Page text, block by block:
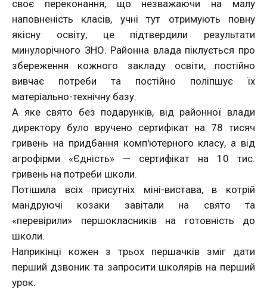
своє переконання, що незважаючи на малу
наповненість класів, учні тут отримують повну
якісну освіту, це підтвердили результати
минулорічного ЗНО. Районна влада піклується про
збереження кожного закладу освіти, постійно
вивчає потреби та постійно поліпшує їх
матеріально-технічну базу.
А яке свято без подарунків, від районної влади
директору було вручено сертифікат на 78 тисяч
гривень на придбання комп'ютерного класу, а від
агрофірми «Єдність» — сертифікат на 10 тис.
гривень на потреби школи.
Потішила всіх присутніх міні-вистава, в котрій
мандруючі козаки завітали на свято та
«перевірили» першокласників на готовність до
школи.
Наприкінці кожен з трьох першачків зміг дати
перший дзвоник та запросити школярів на перший
урок.